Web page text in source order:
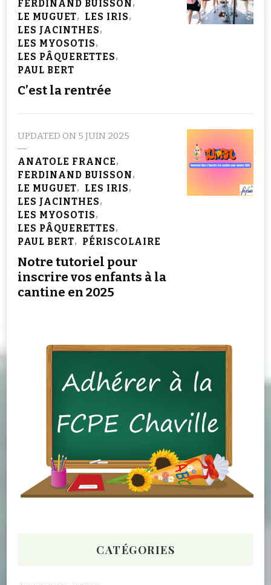
FERDINAND BUISSON
LE MUGUET
LES IRIS
LES JACINTHES
LES MYOSOTIS
LES PÂQUERETTES
PAUL BERT
C’est la rentrée
UPDATED ON 5 JUIN 2025
ANATOLE FRANCE
FERDINAND BUISSON
LE MUGUET
LES IRIS
LES JACINTHES
LES MYOSOTIS
LES PÂQUERETTES
PAUL BERT
PÉRISCOLAIRE
Notre tutoriel pour
inscrire vos enfants à la
cantine en 2025
CATÉGORIES